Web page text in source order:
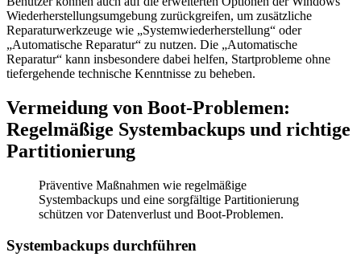
Wiederherstellungsumgebung zurückgreifen, um zusätzliche
Reparaturwerkzeuge wie „Systemwiederherstellung“ oder
„Automatische Reparatur“ zu nutzen. Die „Automatische
Reparatur“ kann insbesondere dabei helfen, Startprobleme ohne
tiefergehende technische Kenntnisse zu beheben.
Vermeidung von Boot-Problemen:
Regelmäßige Systembackups und richtige
Partitionierung
Präventive Maßnahmen wie regelmäßige
Systembackups und eine sorgfältige Partitionierung
schützen vor Datenverlust und Boot-Problemen.
Systembackups durchführen